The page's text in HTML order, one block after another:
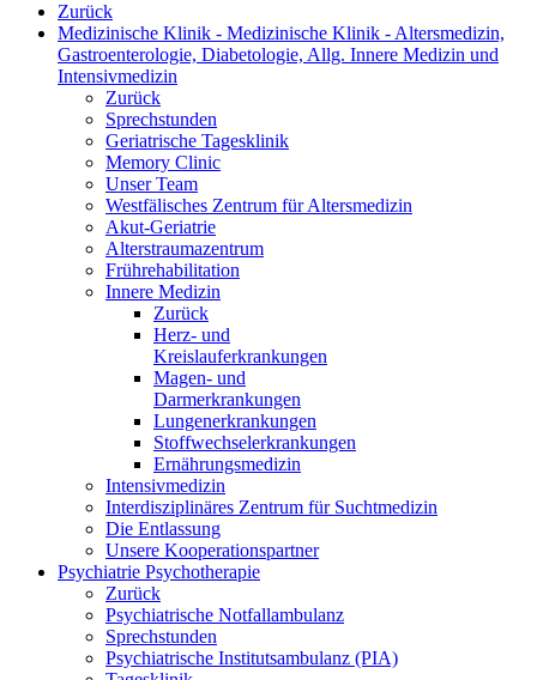
Zurück
Medizinische Klinik - Medizinische Klinik - Altersmedizin,
Gastroenterologie, Diabetologie, Allg. Innere Medizin und
Intensivmedizin
Zurück
Sprechstunden
Geriatrische Tagesklinik
Memory Clinic
Unser Team
Westfälisches Zentrum für Altersmedizin
Akut-Geriatrie
Alterstraumazentrum
Frührehabilitation
Innere Medizin
Zurück
Herz- und
Kreislauferkrankungen
Magen- und
Darmerkrankungen
Lungenerkrankungen
Stoffwechselerkrankungen
Ernährungsmedizin
Intensivmedizin
Interdisziplinäres Zentrum für Suchtmedizin
Die Entlassung
Unsere Kooperationspartner
Psychiatrie Psychotherapie
Zurück
Psychiatrische Notfallambulanz
Sprechstunden
Psychiatrische Institutsambulanz (PIA)